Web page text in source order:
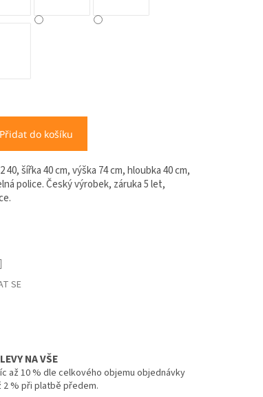
Přidat do košíku
40, šířka 40 cm, výška 74 cm, hloubka 40 cm,
police. Český výrobek, záruka 5 let,
SE
NA VŠE
až 10 % dle celkového objemu objednávky
2 % při platbě předem.